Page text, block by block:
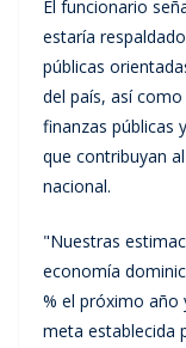
El funcionario
estaría
públicas
del país, así
finanzas públicas
que contribuyan
nacional.
"Nuestras
economía
% el próximo año
meta establecida